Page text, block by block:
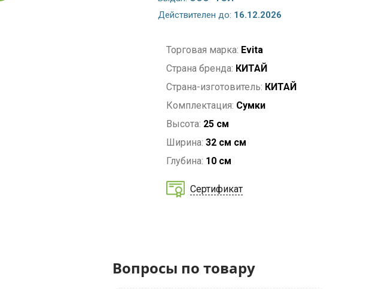
Материал подкладки:текстиль
Торговая марка: Evita
Страна бренда: КИТАЙ
Страна-изготовитель: КИТАЙ
Комплектация: Сумки
Высота: 25 см
Ширина: 32 см см
Глубина: 10 см
Сертификат
Действителен до: 16.12.2026
Вопросы по товару